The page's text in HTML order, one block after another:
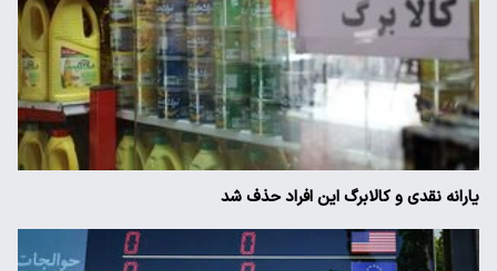
یارانه نقدی و کالابرگ این افراد حذف شد